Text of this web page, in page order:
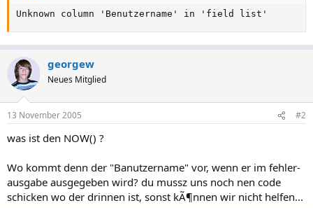
Unknown column 'Benutzername' in 'field list'
georgew
Neues Mitglied
13 November 2005 #2
was ist den NOW() ?
Wo kommt denn der "Banutzername" vor, wenn er im fehler-
ausgabe ausgegeben wird? du mussz uns noch nen code
schicken wo der drinnen ist, sonst kÃ¶nnen wir nicht helfen...